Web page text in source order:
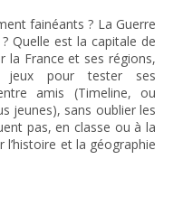
fainéants ? La Guerre
Quelle est la capitale de
la France et ses régions,
jeux pour tester ses
amis (Timeline, ou
jeunes), sans oublier les
pas, en classe ou à la
et la géographie